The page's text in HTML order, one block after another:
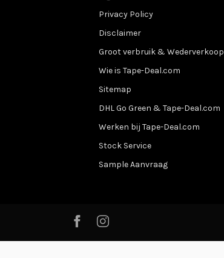
Privacy Policy
Disclaimer
Groot verbruik & Wederverkoop
Wie is Tape-Deal.com
Sitemap
DHL Go Green & Tape-Deal.com
Werken bij Tape-Deal.com
Stock Service
Sample Aanvraag